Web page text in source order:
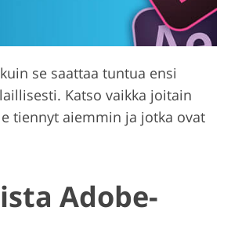
se saattaa tuntua ensi
Katso vaikka joitain
tiennyt aiemmin ja jotka ovat
Adobe-